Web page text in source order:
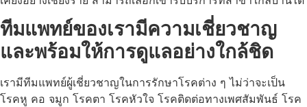
ทีมแพทย์ของเรามีความเชี่ยวชาญ
และพร้อมให้การดูแลอย่างใกล้ชิด
เรามีทีมแพทย์ผู้เชี่ยวชาญในการรักษาโรคต่าง ๆ ไม่ว่าจะเป็น
โรคหู คอ จมูก โรคตา โรคหัวใจ โรคติดต่อทางเพศสัมพันธ์ โรค